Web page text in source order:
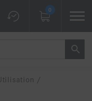
0
Utilisation /